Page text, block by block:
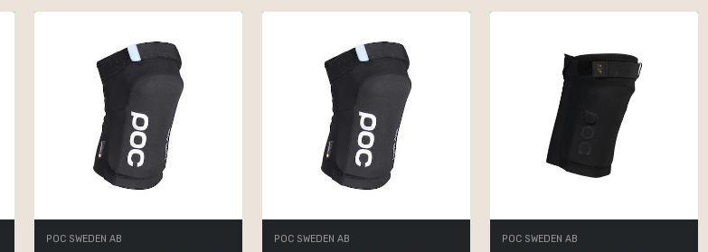
POC SWEDEN AB POC SWEDEN AB POC SWEDEN AB